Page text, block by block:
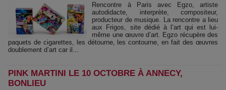
Rencontre à Paris avec Egzo, artiste
autodidacte, interprète, compositeur,
producteur de musique. La rencontre a lieu
aux Frigos, site dédié à l’art qui est lui-
même une œuvre d’art. Egzo récupère des
paquets de cigarettes, les détourne, les contourne, en fait des œuvres
doublement d’art car il...
PINK MARTINI LE 10 OCTOBRE À ANNECY,
BONLIEU